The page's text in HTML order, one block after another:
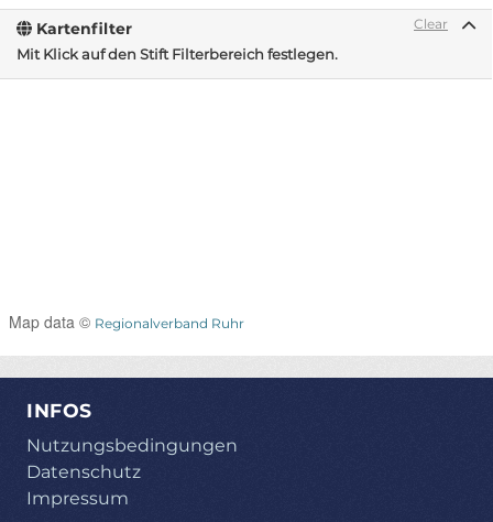
Clear
Kartenfilter
Mit Klick auf den Stift Filterbereich festlegen.
Map data © Regionalverband Ruhr
INFOS
Nutzungsbedingungen
Datenschutz
Impressum